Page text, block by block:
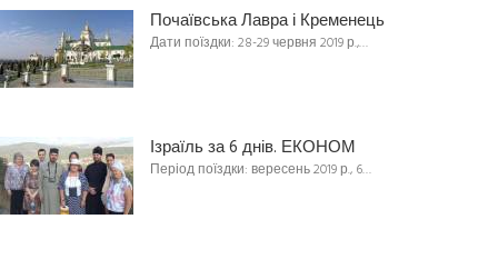
Почаївська Лавра і Кременець
Дати поїздки: 28-29 червня 2019 р.,…
Ізраїль за 6 днів. ЕКОНОМ
Період поїздки: вересень 2019 р., 6…